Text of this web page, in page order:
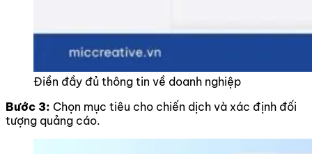
Điền đầy đủ thông tin về doanh nghiệp
Bước 3: Chọn mục tiêu cho chiến dịch và xác định đối
tượng quảng cáo.